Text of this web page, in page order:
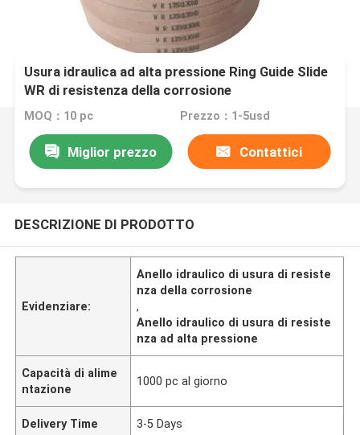
Usura idraulica ad alta pressione Ring Guide Slide
WR di resistenza della corrosione
MOQ：10 pc Prezzo：1-5usd
Miglior prezzo Contattici
DESCRIZIONE DI PRODOTTO
Evidenziare:
Anello idraulico di usura di resiste
nza della corrosione
,
Anello idraulico di usura di resiste
nza ad alta pressione
Capacità di alime
ntazione
1000 pc al giorno
Delivery Time 3-5 Days